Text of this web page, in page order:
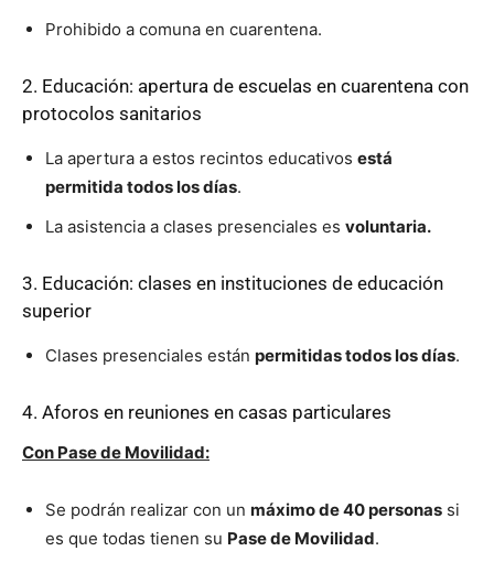
Prohibido a comuna en cuarentena.
2. Educación: apertura de escuelas en cuarentena con
protocolos sanitarios
La apertura a estos recintos educativos está
permitida todos los días.
La asistencia a clases presenciales es voluntaria.
3. Educación: clases en instituciones de educación
superior
Clases presenciales están permitidas todos los días.
4. Aforos en reuniones en casas particulares
Con Pase de Movilidad:
Se podrán realizar con un máximo de 40 personas si
es que todas tienen su Pase de Movilidad.